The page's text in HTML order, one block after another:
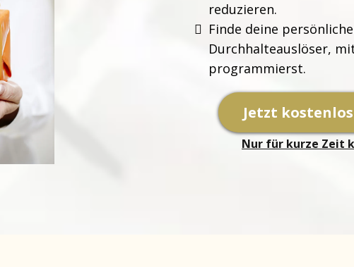
reduzieren.
Finde deine
Durchhalteauslöser,
programmierst.
Jetzt
Nur für kurze Zeit